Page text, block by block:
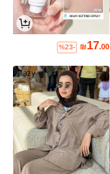
₪17.00
%23-